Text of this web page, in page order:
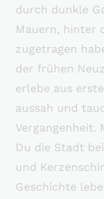
durch dunkle
Mauern, hinter
zugetragen
der frühen
erlebe aus
aussah und
Vergangenheit.
Du die Stadt
und
Geschichte